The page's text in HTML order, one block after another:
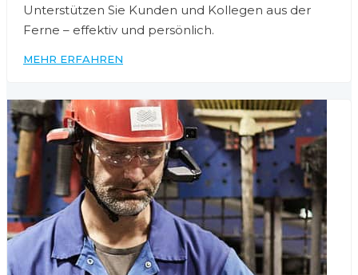
Unterstützen Sie Kunden und Kollegen aus der
Ferne – effektiv und persönlich.
MEHR ERFAHREN